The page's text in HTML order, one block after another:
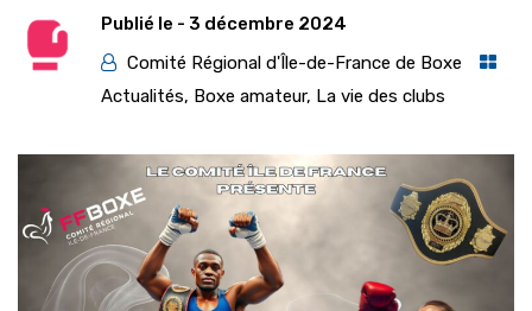
Publié le - 3 décembre 2024
Comité Régional d'Île-de-France de Boxe
Actualités, Boxe amateur, La vie des clubs